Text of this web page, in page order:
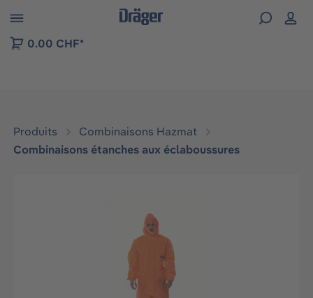
to B2B platform navigation
0.00 CHF*
Produits
Combinaisons Hazmat
Combinaisons étanches aux éclaboussures
Ignorer la galerie d'images